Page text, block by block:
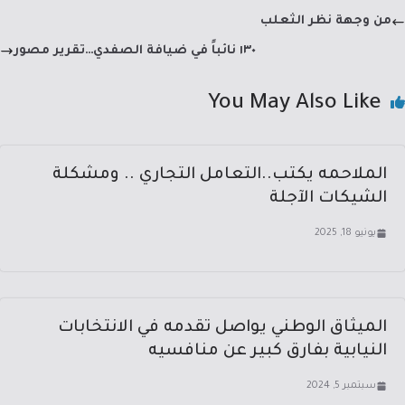
b
sA
m
n
من وجهة نظر الثعلب
١٣٠ نائباً في ضيافة الصفدي…تقرير مصور
You May Also Like
الملاحمه يكتب..التعامل التجاري .. ومشكلة
الشيكات الآجلة
يونيو 18, 2025
الميثاق الوطني يواصل تقدمه في الانتخابات
النيابية بفارق كبير عن منافسيه
سبتمبر 5, 2024